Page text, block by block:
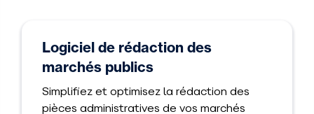
Logiciel de rédaction des
marchés publics
Simplifiez et optimisez la rédaction des
pièces administratives de vos marchés